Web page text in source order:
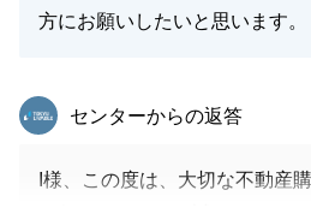
方にお願いしたいと思います。
東急リバブル
センターからの返答
I様、この度は、大切な不動産